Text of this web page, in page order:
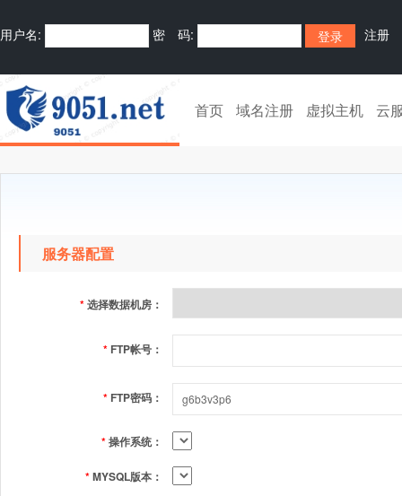
用户名: 密 码: 注册
首页 域名注册 虚拟主机 云
服务器配置
*选择数据机房：
* FTP帐号：
* FTP密码：
*操作系统：
*MYSQL版本：